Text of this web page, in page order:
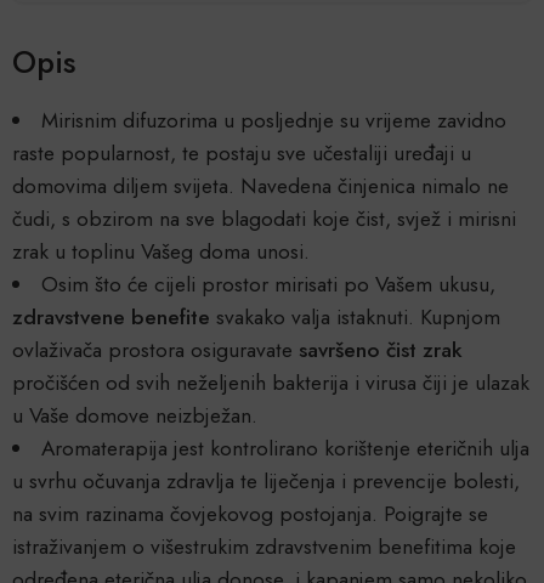
Opis
Mirisnim difuzorima u posljednje su vrijeme zavidno
raste popularnost, te postaju sve učestaliji uređaji u
domovima diljem svijeta. Navedena činjenica nimalo ne
čudi, s obzirom na sve blagodati koje čist, svjež i mirisni
zrak u toplinu Vašeg doma unosi.
Osim što će cijeli prostor mirisati po Vašem ukusu,
zdravstvene benefite svakako valja istaknuti. Kupnjom
ovlaživača prostora osiguravate savršeno čist zrak
pročišćen od svih neželjenih bakterija i virusa čiji je ulazak
u Vaše domove neizbježan.
Aromaterapija jest kontrolirano korištenje eteričnih ulja
u svrhu očuvanja zdravlja te liječenja i prevencije bolesti,
na svim razinama čovjekovog postojanja. Poigrajte se
istraživanjem o višestrukim zdravstvenim benefitima koje